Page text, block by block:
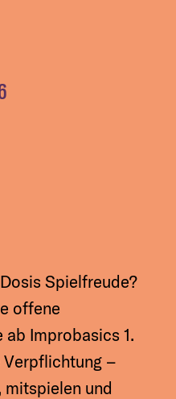
Spielfreude?
offene
Improbasics 1.
Verpflichtung –
und